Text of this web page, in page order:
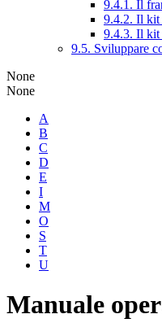
9.4.1. Il
9.4.2. Il kit
9.4.3. Il
9.5. Sviluppare
None
None
A
B
C
D
E
I
M
O
S
T
U
Manuale